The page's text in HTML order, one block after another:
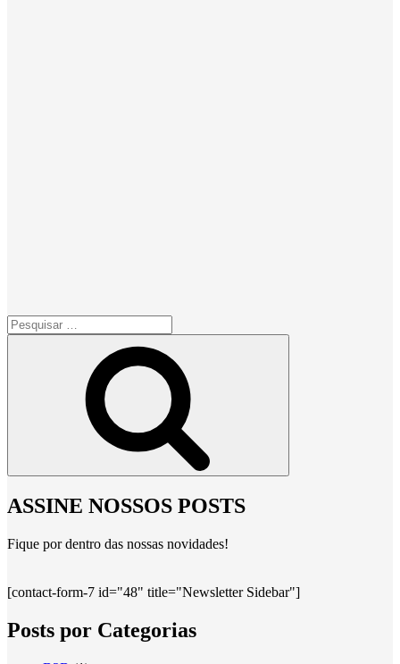
Pesquisar
por:
ASSINE NOSSOS POSTS
Fique por dentro das nossas novidades!
[contact-form-7 id="48" title="Newsletter Sidebar"]
Posts por Categorias